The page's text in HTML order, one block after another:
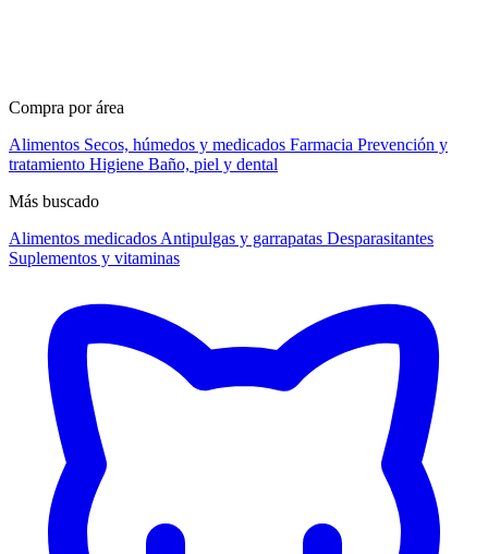
Compra por área
Alimentos Secos, húmedos y medicados Farmacia Prevención y
tratamiento Higiene Baño, piel y dental
Más buscado
Alimentos medicados Antipulgas y garrapatas Desparasitantes
Suplementos y vitaminas